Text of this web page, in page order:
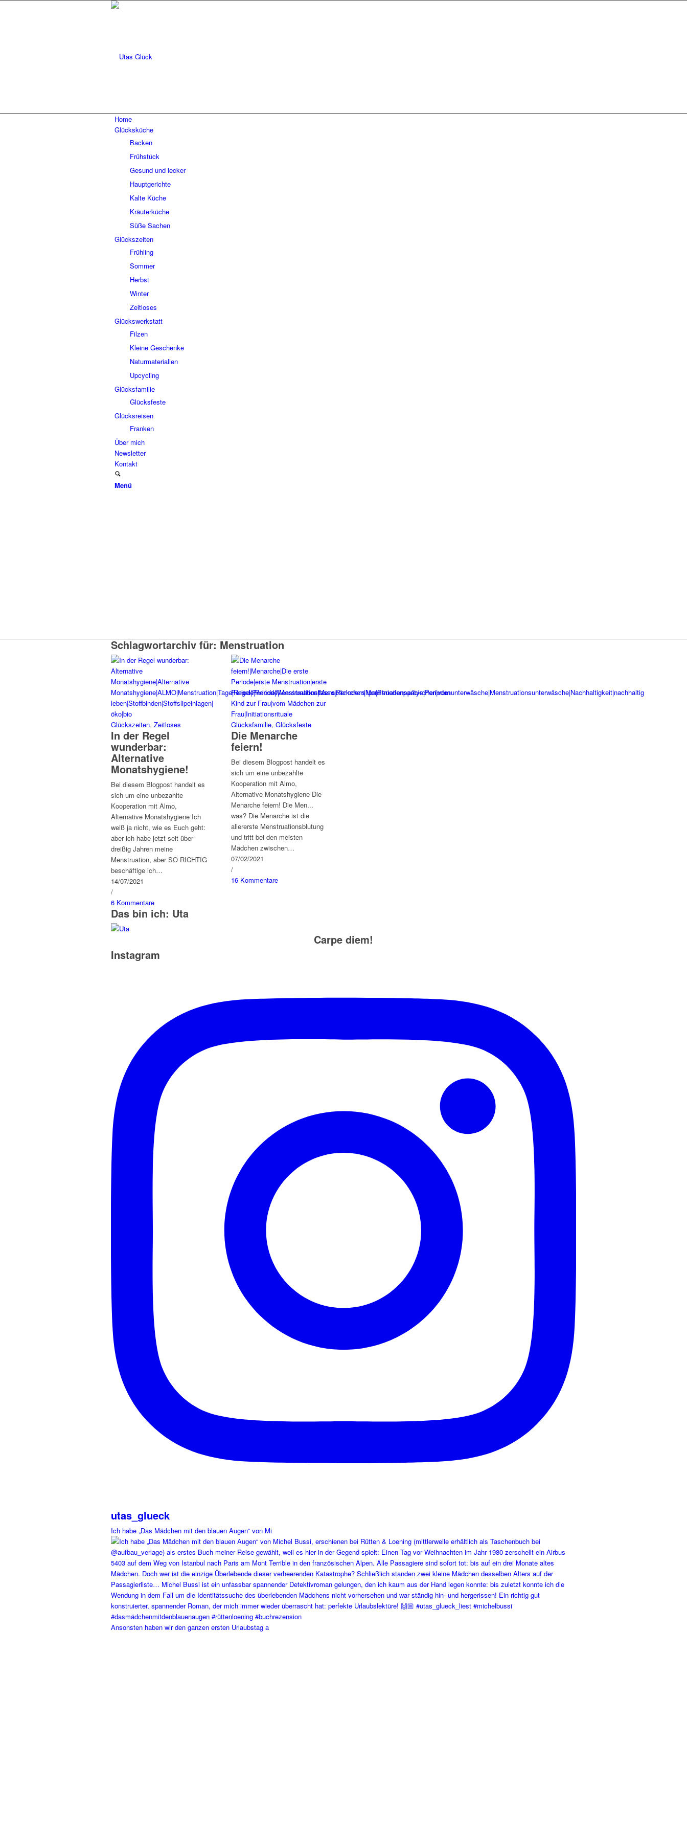
Home
Glücksküche
Backen
Frühstück
Gesund und lecker
Hauptgerichte
Kalte Küche
Kräuterküche
Süße Sachen
Glückszeiten
Frühling
Sommer
Herbst
Winter
Zeitloses
Glückswerkstatt
Filzen
Kleine Geschenke
Naturmaterialien
Upcycling
Glücksfamilie
Glücksfeste
Glücksreisen
Franken
Über mich
Newsletter
Kontakt
Menü
Schlagwortarchiv für: Menstruation
Glückszeiten, Zeitloses
In der Regel
wunderbar:
Alternative
Monatshygiene!
Bei diesem Blogpost handelt es
sich um eine unbezahlte
Kooperation mit Almo,
Alternative Monatshygiene Ich
weiß ja nicht, wie es Euch geht:
aber ich habe jetzt seit über
dreißig Jahren meine
Menstruation, aber SO RICHTIG
beschäftige ich…
14/07/2021
/
6 Kommentare
Glücksfamilie, Glücksfeste
Die Menarche
feiern!
Bei diesem Blogpost handelt es
sich um eine unbezahlte
Kooperation mit Almo,
Alternative Monatshygiene Die
Menarche feiern! Die Men...
was? Die Menarche ist die
allererste Menstruationsblutung
und tritt bei den meisten
Mädchen zwischen…
07/02/2021
/
16 Kommentare
Das bin ich: Uta
Carpe diem!
Instagram
utas_glueck
Ich habe „Das Mädchen mit den blauen Augen“ von Mi
Ansonsten haben wir den ganzen ersten Urlaubstag a